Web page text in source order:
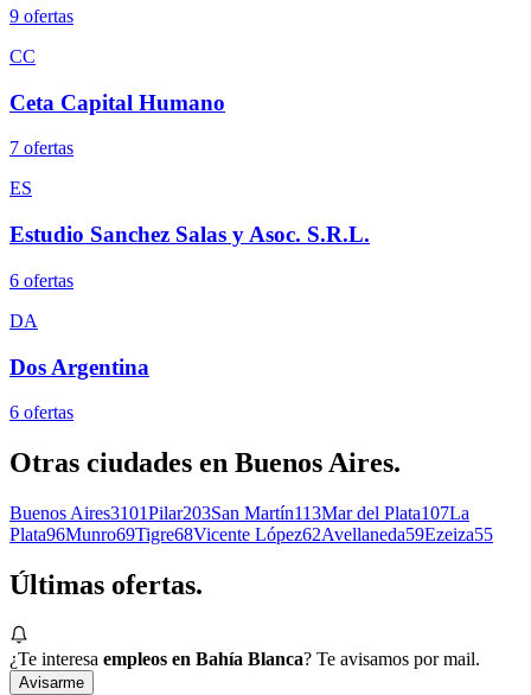
9 ofertas
CC
Ceta Capital Humano
7 ofertas
ES
Estudio Sanchez Salas y Asoc. S.R.L.
6 ofertas
DA
Dos Argentina
6 ofertas
Otras ciudades en Buenos Aires.
Buenos Aires3101Pilar203San Martín113Mar del Plata107La
Plata96Munro69Tigre68Vicente López62Avellaneda59Ezeiza55
Últimas ofertas.
¿Te interesa empleos en Bahía Blanca? Te avisamos por mail.
Avisarme